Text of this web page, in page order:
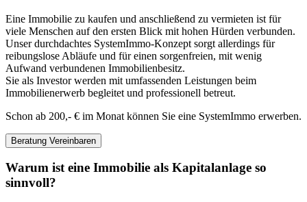
Eine Immobilie zu kaufen und anschließend zu vermieten ist für
viele Menschen auf den ersten Blick mit hohen Hürden verbunden.
Unser durchdachtes SystemImmo-Konzept sorgt allerdings für
reibungslose Abläufe und für einen sorgenfreien, mit wenig
Aufwand verbundenen Immobilienbesitz.
Sie als Investor werden mit umfassenden Leistungen beim
Immobilienerwerb begleitet und professionell betreut.
Schon ab 200,- € im Monat können Sie eine SystemImmo erwerben.
Beratung Vereinbaren
Warum ist eine Immobilie als Kapitalanlage so
sinnvoll?